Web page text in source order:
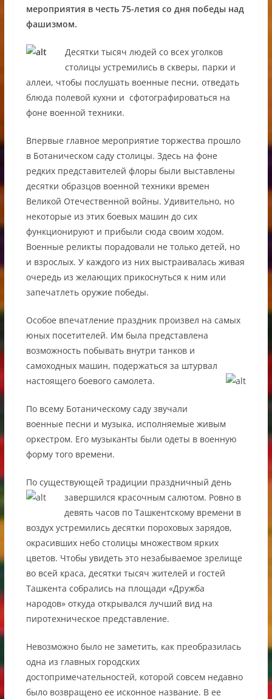
мероприятия в честь 75-летия со дня победы над
фашизмом.
Десятки тысяч людей со всех уголков
столицы устремились в скверы, парки и
аллеи, чтобы послушать военные песни, отведать
блюда полевой кухни и сфотографироваться на
фоне военной техники.
Впервые главное мероприятие торжества прошло
в Ботаническом саду столицы. Здесь на фоне
редких представителей флоры были выставлены
десятки образцов военной техники времен
Великой Отечественной войны. Удивительно, но
некоторые из этих боевых машин до сих
функционируют и прибыли сюда своим ходом.
Военные реликты порадовали не только детей, но
и взрослых. У каждого из них выстраивалась живая
очередь из желающих прикоснуться к ним или
запечатлеть оружие победы.
Особое впечатление праздник произвел на самых
юных посетителей. Им была представлена
возможность побывать внутри танков и
самоходных машин, подержаться за штурвал
настоящего боевого самолета.
По всему Ботаническому саду звучали
военные песни и музыка, исполняемые живым
оркестром. Его музыканты были одеты в военную
форму того времени.
По существующей традиции праздничный день
завершился красочным салютом. Ровно в
девять часов по Ташкентскому времени в
воздух устремились десятки пороховых зарядов,
окрасивших небо столицы множеством ярких
цветов. Чтобы увидеть это незабываемое зрелище
во всей краса, десятки тысяч жителей и гостей
Ташкента собрались на площади «Дружба
народов» откуда открывался лучший вид на
пиротехническое представление.
Невозможно было не заметить, как преобразилась
одна из главных городских
достопримечательностей, которой совсем недавно
было возвращено ее исконное название. В ее